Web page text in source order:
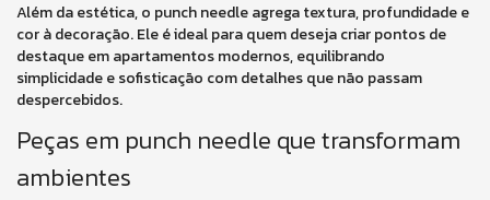
Além da estética, o punch needle agrega textura, profundidade e
cor à decoração. Ele é ideal para quem deseja criar pontos de
destaque em apartamentos modernos, equilibrando
simplicidade e sofisticação com detalhes que não passam
despercebidos.
Peças em punch needle que transformam
ambientes